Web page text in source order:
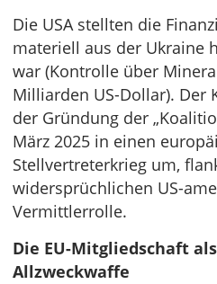
Die USA stellten die
materiell aus der Ukraine
war (Kontrolle über
Milliarden US-Dollar). Der
der Gründung der
März 2025 in einen
Stellvertreterkrieg um,
widersprüchlichen US-
Vermittlerrolle.
Die EU-Mitgliedschaft
Allzweckwaffe